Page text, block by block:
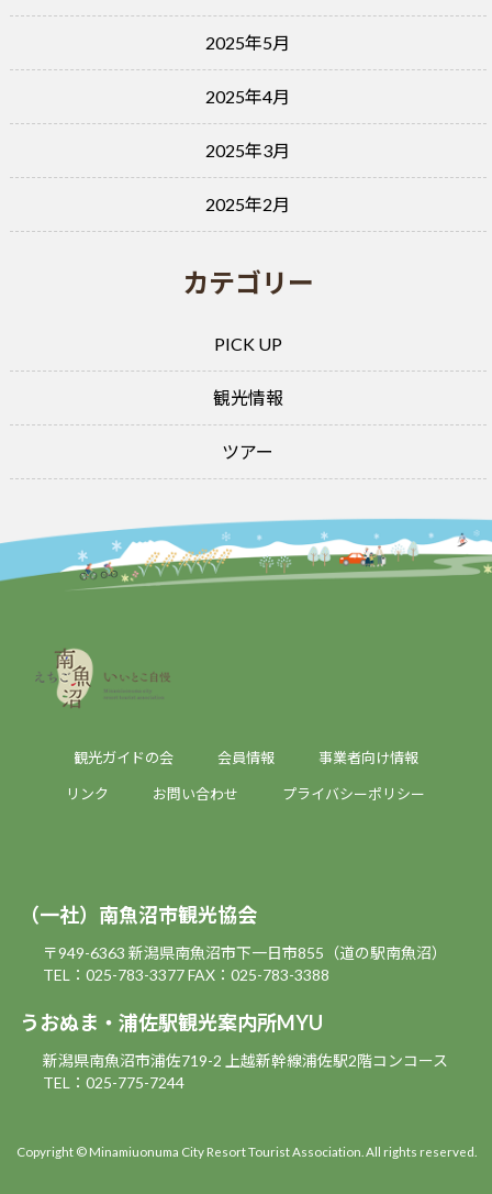
2025年5月
2025年4月
2025年3月
2025年2月
カテゴリー
PICK UP
観光情報
ツアー
観光ガイドの会 会員情報 事業者向け情報
リンク お問い合わせ プライバシーポリシー
（一社）南魚沼市観光協会
〒949-6363 新潟県南魚沼市下一日市855（道の駅南魚沼）
TEL：025-783-3377FAX：025-783-3388
うおぬま・浦佐駅観光案内所MYU
新潟県南魚沼市浦佐719-2 上越新幹線浦佐駅2階コンコース
TEL：025-775-7244
Copyright © Minamiuonuma City Resort Tourist Association. All rights reserved.